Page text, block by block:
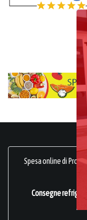
Spesa online di
Consegne